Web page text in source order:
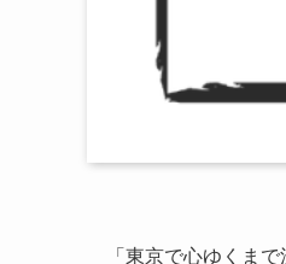
「東京で心ゆくま